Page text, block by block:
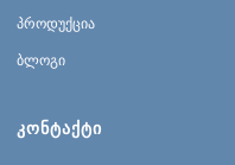
პროდუქცია
ბლოგი
ᲙᲝᲜᲢᲐᲥᲢᲘ